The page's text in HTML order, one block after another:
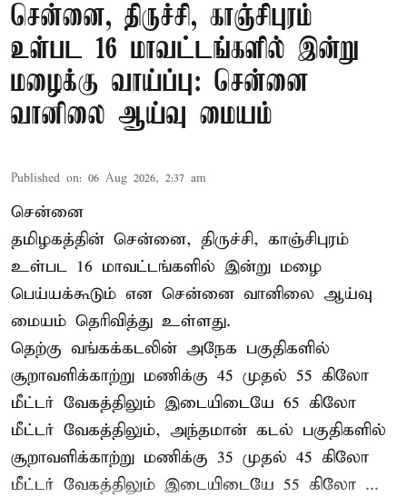
சென்னை, திருச்சி, காஞ்சிபுரம்
உள்பட 16 மாவட்டங்களில் இன்று
மழைக்கு வாய்ப்பு: சென்னை
வானிலை ஆய்வு மையம்
Published on: 06 Aug 2026, 2:37 am
சென்னை
தமிழகத்தின் சென்னை, திருச்சி, காஞ்சிபுரம்
உள்பட 16 மாவட்டங்களில் இன்று மழை
பெய்யக்கூடும் என சென்னை வானிலை ஆய்வு
மையம் தெரிவித்து உள்ளது.
தெற்கு வங்கக்கடலின் அநேக பகுதிகளில்
சூறாவளிக்காற்று மணிக்கு 45 முதல் 55 கிலோ
மீட்டர் வேகத்திலும் இடையிடையே 65 கிலோ
மீட்டர் வேகத்திலும், அந்தமான் கடல் பகுதிகளில்
சூறாவளிக்காற்று மணிக்கு 35 முதல் 45 கிலோ
மீட்டர் வேகத்திலும் இடையிடையே 55 கிலோ ...